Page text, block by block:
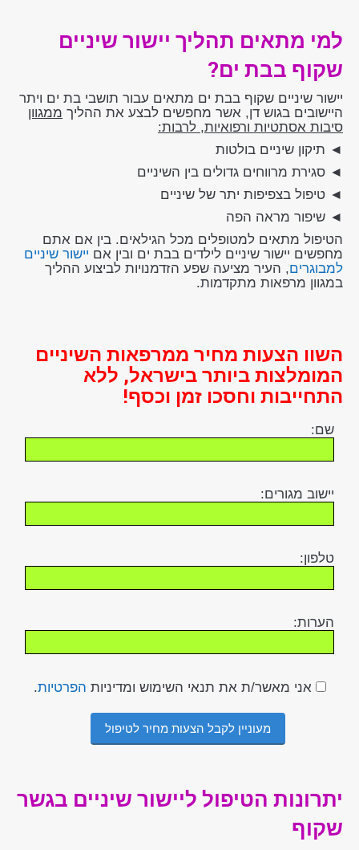
למי מתאים תהליך יישור שיניים
שקוף בבת ים?
יישור שיניים שקוף בבת ים מתאים עבור תושבי בת ים ויתר
היישובים בגוש דן, אשר מחפשים לבצע את ההליך ממגוון
סיבות אסתטיות ורפואיות, לרבות:
◄ תיקון שיניים בולטות
◄ סגירת מרווחים גדולים בין השיניים
◄ טיפול בצפיפות יתר של שיניים
◄ שיפור מראה הפה
הטיפול מתאים למטופלים מכל הגילאים. בין אם אתם
מחפשים יישור שיניים לילדים בבת ים ובין אם יישור שיניים
למבוגרים, העיר מציעה שפע הזדמנויות לביצוע ההליך
במגוון מרפאות מתקדמות.
השוו הצעות מחיר ממרפאות השיניים
המומלצות ביותר בישראל, ללא
התחייבות וחסכו זמן וכסף!
שם:
יישוב מגורים:
טלפון:
הערות:
אני מאשר/ת את תנאי השימוש ומדיניות הפרטיות.
יתרונות הטיפול ליישור שיניים בגשר
שקוף